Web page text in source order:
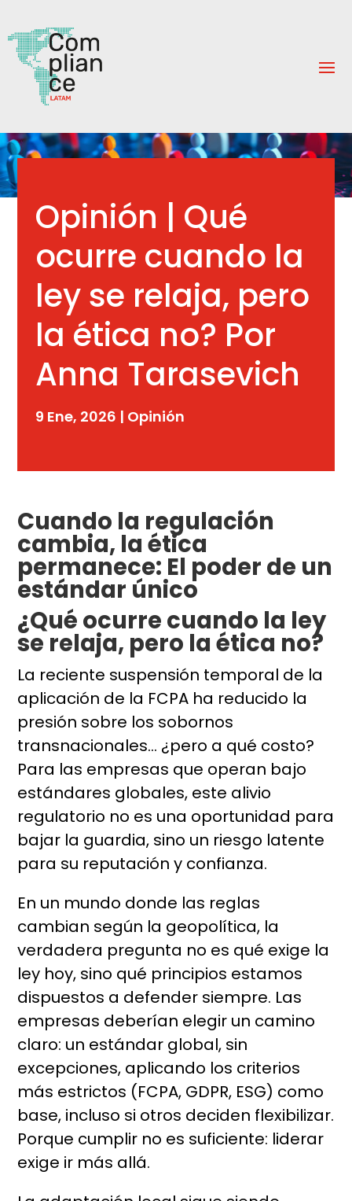
Opinión | Qué
ocurre cuando la
ley se relaja, pero
la ética no? Por
Anna Tarasevich
9 Ene, 2026 | Opinión
Cuando la regulación
cambia, la ética
permanece: El poder de un
estándar único
¿Qué ocurre cuando la ley
se relaja, pero la ética no?
La reciente suspensión temporal de la
aplicación de la FCPA ha reducido la
presión sobre los sobornos
transnacionales… ¿pero a qué costo?
Para las empresas que operan bajo
estándares globales, este alivio
regulatorio no es una oportunidad para
bajar la guardia, sino un riesgo latente
para su reputación y confianza.
En un mundo donde las reglas
cambian según la geopolítica, la
verdadera pregunta no es qué exige la
ley hoy, sino qué principios estamos
dispuestos a defender siempre. Las
empresas deberían elegir un camino
claro: un estándar global, sin
excepciones, aplicando los criterios
más estrictos (FCPA, GDPR, ESG) como
base, incluso si otros deciden flexibilizar.
Porque cumplir no es suficiente: liderar
exige ir más allá.